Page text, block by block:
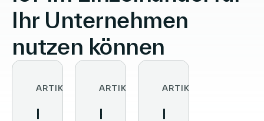
Ihr Unternehmen
nutzen können
ARTIKEL
From
ARTIKEL
Retail
ARTIKEL